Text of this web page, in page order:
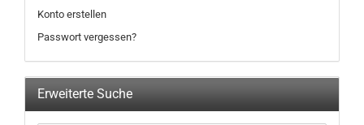
Konto erstellen
Passwort vergessen?
Erweiterte Suche